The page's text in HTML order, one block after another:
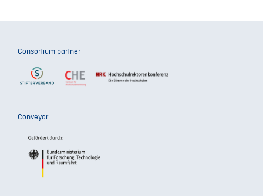
Consortium partner
Conveyor